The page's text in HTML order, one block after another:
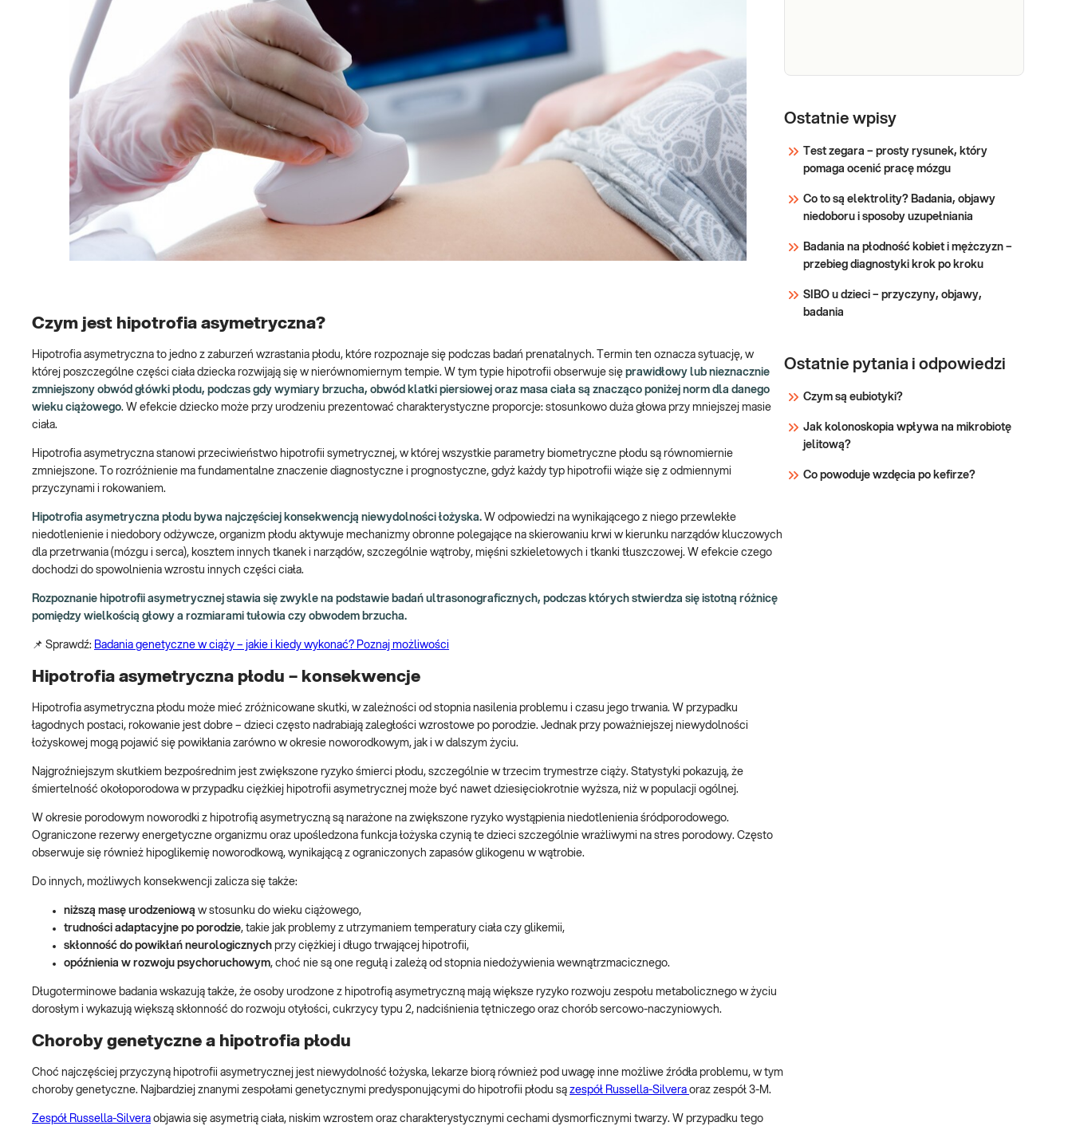
Czym jest hipotrofia asymetryczna?
Hipotrofia asymetryczna to jedno z zaburzeń wzrastania płodu, które rozpoznaje się podczas badań prenatalnych. Termin ten oznacza sytuację, w
której poszczególne części ciała dziecka rozwijają się w nierównomiernym tempie. W tym typie hipotrofii obserwuje się prawidłowy lub nieznacznie
zmniejszony obwód główki płodu, podczas gdy wymiary brzucha, obwód klatki piersiowej oraz masa ciała są znacząco poniżej norm dla danego
wieku ciążowego. W efekcie dziecko może przy urodzeniu prezentować charakterystyczne proporcje: stosunkowo duża głowa przy mniejszej masie
ciała.
Hipotrofia asymetryczna stanowi przeciwieństwo hipotrofii symetrycznej, w której wszystkie parametry biometryczne płodu są równomiernie
zmniejszone. To rozróżnienie ma fundamentalne znaczenie diagnostyczne i prognostyczne, gdyż każdy typ hipotrofii wiąże się z odmiennymi
przyczynami i rokowaniem.
Hipotrofia asymetryczna płodu bywa najczęściej konsekwencją niewydolności łożyska. W odpowiedzi na wynikającego z niego przewlekłe
niedotlenienie i niedobory odżywcze, organizm płodu aktywuje mechanizmy obronne polegające na skierowaniu krwi w kierunku narządów kluczowych
dla przetrwania (mózgu i serca), kosztem innych tkanek i narządów, szczególnie wątroby, mięśni szkieletowych i tkanki tłuszczowej. W efekcie czego
dochodzi do spowolnienia wzrostu innych części ciała.
Rozpoznanie hipotrofii asymetrycznej stawia się zwykle na podstawie badań ultrasonograficznych, podczas których stwierdza się istotną różnicę
pomiędzy wielkością głowy a rozmiarami tułowia czy obwodem brzucha.
📌 Sprawdź: Badania genetyczne w ciąży – jakie i kiedy wykonać? Poznaj możliwości
Hipotrofia asymetryczna płodu – konsekwencje
Hipotrofia asymetryczna płodu może mieć zróżnicowane skutki, w zależności od stopnia nasilenia problemu i czasu jego trwania. W przypadku
łagodnych postaci, rokowanie jest dobre – dzieci często nadrabiają zaległości wzrostowe po porodzie. Jednak przy poważniejszej niewydolności
łożyskowej mogą pojawić się powikłania zarówno w okresie noworodkowym, jak i w dalszym życiu.
Najgroźniejszym skutkiem bezpośrednim jest zwiększone ryzyko śmierci płodu, szczególnie w trzecim trymestrze ciąży. Statystyki pokazują, że
śmiertelność okołoporodowa w przypadku ciężkiej hipotrofii asymetrycznej może być nawet dziesięciokrotnie wyższa, niż w populacji ogólnej.
W okresie porodowym noworodki z hipotrofią asymetryczną są narażone na zwiększone ryzyko wystąpienia niedotlenienia śródporodowego.
Ograniczone rezerwy energetyczne organizmu oraz upośledzona funkcja łożyska czynią te dzieci szczególnie wrażliwymi na stres porodowy. Często
obserwuje się również hipoglikemię noworodkową, wynikającą z ograniczonych zapasów glikogenu w wątrobie.
Do innych, możliwych konsekwencji zalicza się także:
niższą masę urodzeniową w stosunku do wieku ciążowego,
trudności adaptacyjne po porodzie, takie jak problemy z utrzymaniem temperatury ciała czy glikemii,
skłonność do powikłań neurologicznych przy ciężkiej i długo trwającej hipotrofii,
opóźnienia w rozwoju psychoruchowym, choć nie są one regułą i zależą od stopnia niedożywienia wewnątrzmacicznego.
Długoterminowe badania wskazują także, że osoby urodzone z hipotrofią asymetryczną mają większe ryzyko rozwoju zespołu metabolicznego w życiu
dorosłym i wykazują większą skłonność do rozwoju otyłości, cukrzycy typu 2, nadciśnienia tętniczego oraz chorób sercowo-naczyniowych.
Choroby genetyczne a hipotrofia płodu
Choć najczęściej przyczyną hipotrofii asymetrycznej jest niewydolność łożyska, lekarze biorą również pod uwagę inne możliwe źródła problemu, w tym
choroby genetyczne. Najbardziej znanymi zespołami genetycznymi predysponującymi do hipotrofii płodu są zespół Russella-Silvera oraz zespół 3-M.
Zespół Russella-Silvera objawia się asymetrią ciała, niskim wzrostem oraz charakterystycznymi cechami dysmorficznymi twarzy. W przypadku tego
sFlt-
(Roche)
stosunek liczbowy oznaczanych
równolegle stężeń PlGF i sFlt-1
przydatny w diagnozie stanu
ciąży. Test spełniający standardy
i zalecenia FMF (ang. Fetal
Sprawdź
Ostatnie wpisy
Test zegara – prosty rysunek, który
pomaga ocenić pracę mózgu
Co to są elektrolity? Badania, objawy
niedoboru i sposoby uzupełniania
Badania na płodność kobiet i mężczyzn –
przebieg diagnostyki krok po kroku
SIBO u dzieci – przyczyny, objawy,
badania
Ostatnie pytania i odpowiedzi
Czym są eubiotyki?
Jak kolonoskopia wpływa na mikrobiotę
jelitową?
Co powoduje wzdęcia po kefirze?